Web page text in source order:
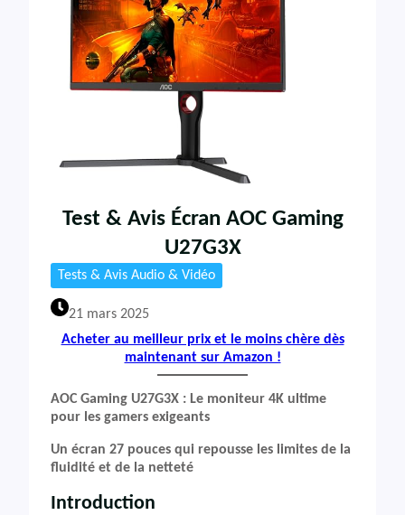
Test & Avis Écran AOC Gaming
U27G3X
Tests & Avis Audio & Vidéo
21 mars 2025
Acheter au meilleur prix et le moins chère dès
maintenant sur Amazon !
AOC Gaming U27G3X : Le moniteur 4K ultime
pour les gamers exigeants
Un écran 27 pouces qui repousse les limites de la
fluidité et de la netteté
Introduction